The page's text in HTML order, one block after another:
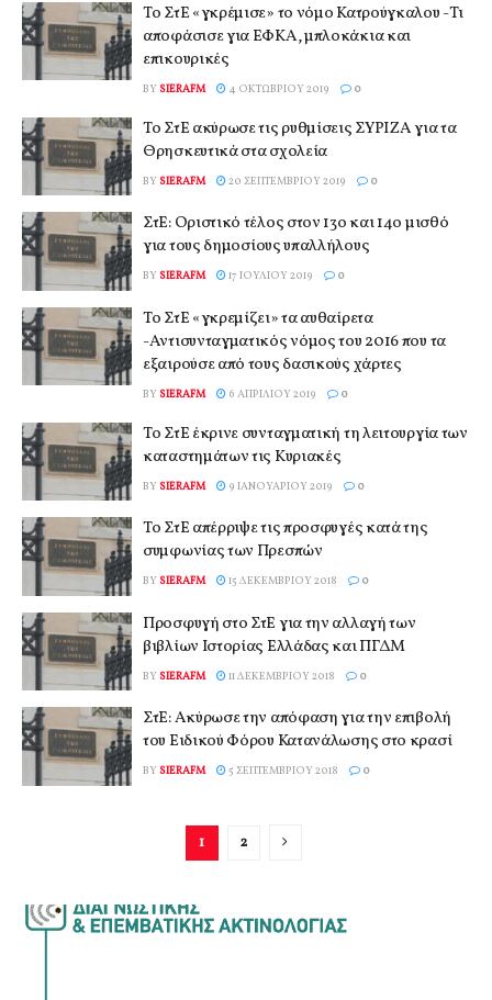
Το ΣτΕ «γκρέμισε» το νόμο Κατρούγκαλου -Τι
αποφάσισε για ΕΦΚΑ, μπλοκάκια και
επικουρικές
BY SIERAFM 4 ΟΚΤΩΒΡΊΟΥ 2019 0
Το ΣτΕ ακύρωσε τις ρυθμίσεις ΣΥΡΙΖΑ για τα
Θρησκευτικά στα σχολεία
BY SIERAFM 20 ΣΕΠΤΕΜΒΡΊΟΥ 2019 0
ΣτΕ: Οριστικό τέλος στον 13ο και 14ο μισθό
για τους δημοσίους υπαλλήλους
BY SIERAFM 17 ΙΟΥΛΊΟΥ 2019 0
Το ΣτΕ «γκρεμίζει» τα αυθαίρετα
-Αντισυνταγματικός νόμος του 2016 που τα
εξαιρούσε από τους δασικούς χάρτες
BY SIERAFM 6 ΑΠΡΙΛΊΟΥ 2019 0
Το ΣτΕ έκρινε συνταγματική τη λειτουργία των
καταστημάτων τις Κυριακές
BY SIERAFM 9 ΙΑΝΟΥΑΡΊΟΥ 2019 0
Το ΣτΕ απέρριψε τις προσφυγές κατά της
συμφωνίας των Πρεσπών
BY SIERAFM 15 ΔΕΚΕΜΒΡΊΟΥ 2018 0
Προσφυγή στο ΣτΕ για την αλλαγή των
βιβλίων Ιστορίας Ελλάδας και ΠΓΔΜ
BY SIERAFM 11 ΔΕΚΕΜΒΡΊΟΥ 2018 0
ΣτΕ: Ακύρωσε την απόφαση για την επιβολή
του Ειδικού Φόρου Κατανάλωσης στο κρασί
BY SIERAFM 5 ΣΕΠΤΕΜΒΡΊΟΥ 2018 0
1 2